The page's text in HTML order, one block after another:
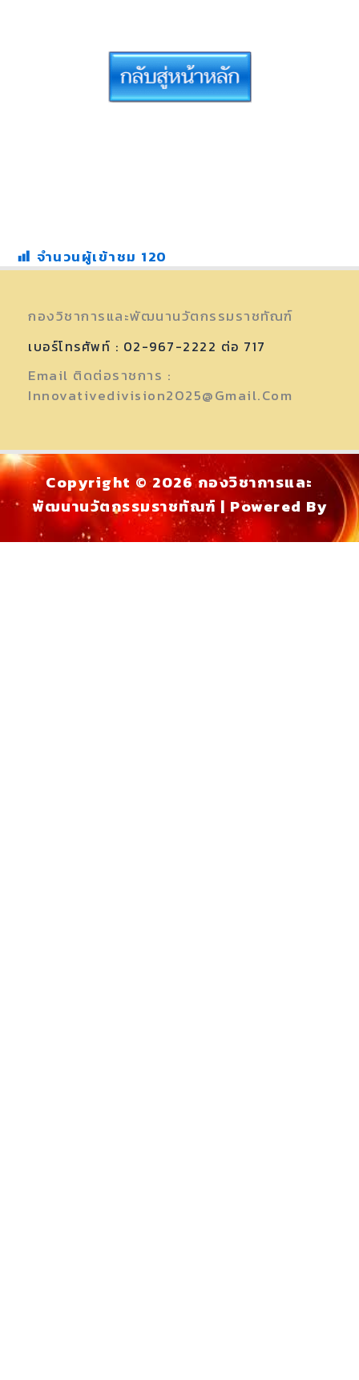
จำนวนผู้เข้าชม 120
กองวิชาการและพัฒนานวัตกรรมราชทัณฑ์
เบอร์โทรศัพท์ : 02-967-2222 ต่อ 717
Email ติดต่อราชการ :
Innovativedivision2025@gmail.com
Copyright © 2026 กองวิชาการและ
พัฒนานวัตกรรมราชทัณฑ์ | Powered By